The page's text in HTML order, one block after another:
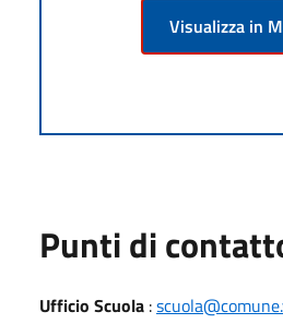
Visualizza in
Punti di
Ufficio Scuola :